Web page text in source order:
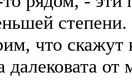
степени.
что скажут
далековата от